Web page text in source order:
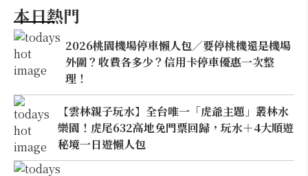
本日熱門
2026桃園機場停車懶人包／要停桃機還是機場
外圍？收費各多少？信用卡停車優惠一次整
理！
【雲林親子玩水】全台唯一「虎爺主題」叢林水
樂園！虎尾632高地免門票回歸，玩水＋4大順遊
秘境一日遊懶人包